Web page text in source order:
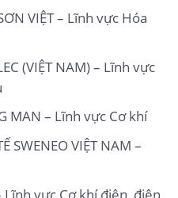
VIỆT – Lĩnh vực Hóa
(VIỆT NAM) – Lĩnh vực
MAN – Lĩnh vực Cơ khí
SWENEO VIỆT NAM –
Lĩnh vực Cơ khí điện, điện